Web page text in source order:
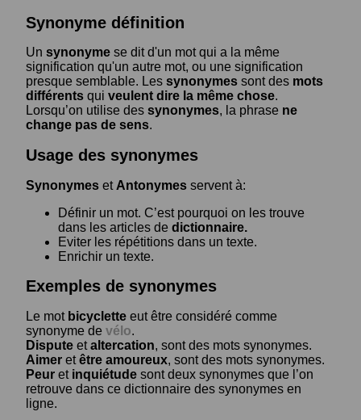
Synonyme définition
Un synonyme se dit d'un mot qui a la même
signification qu'un autre mot, ou une signification
presque semblable. Les synonymes sont des mots
différents qui veulent dire la même chose.
Lorsqu’on utilise des synonymes, la phrase ne
change pas de sens.
Usage des synonymes
Synonymes et Antonymes servent à:
Définir un mot. C’est pourquoi on les trouve
dans les articles de dictionnaire.
Eviter les répétitions dans un texte.
Enrichir un texte.
Exemples de synonymes
Le mot bicyclette eut être considéré comme
synonyme de vélo.
Dispute etaltercation, sont des mots synonymes.
Aimer etêtre amoureux, sont des mots synonymes.
Peur et inquiétude sont deux synonymes que l’on
retrouve dans ce dictionnaire des synonymes en
ligne.